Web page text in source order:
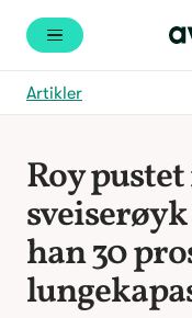
Artikler
Roy
sveiserøyk
han 30